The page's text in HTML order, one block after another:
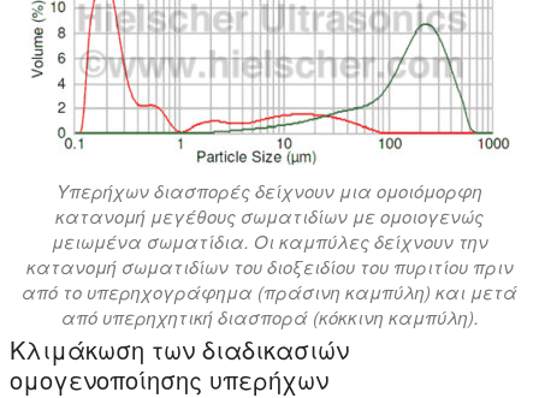
Υπερήχων διασπορές δείχνουν μια ομοιόμορφη
κατανομή μεγέθους σωματιδίων με ομοιογενώς
μειωμένα σωματίδια. Οι καμπύλες δείχνουν την
κατανομή σωματιδίων του διοξειδίου του πυριτίου πριν
από το υπερηχογράφημα (πράσινη καμπύλη) και μετά
από υπερηχητική διασπορά (κόκκινη καμπύλη).
Κλιμάκωση των διαδικασιών
ομογενοποίησης υπερήχων